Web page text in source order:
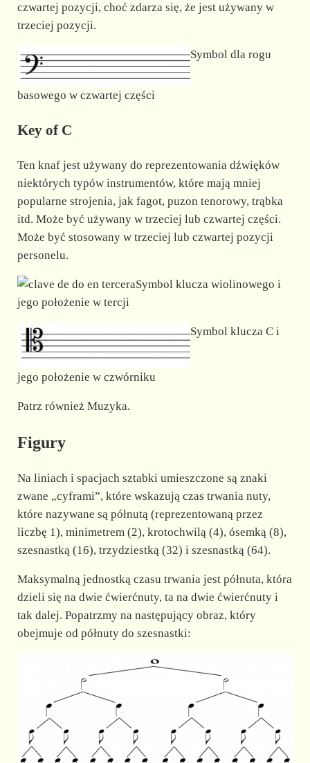
czwartej pozycji, choć zdarza się, że jest używany w
trzeciej pozycji.
Symbol dla rogu
basowego w czwartej części
Key of C
Ten knaf jest używany do reprezentowania dźwięków
niektórych typów instrumentów, które mają mniej
popularne strojenia, jak fagot, puzon tenorowy, trąbka
itd. Może być używany w trzeciej lub czwartej części.
Może być stosowany w trzeciej lub czwartej pozycji
personelu.
Symbol klucza wiolinowego i
jego położenie w tercji
Symbol klucza C i
jego położenie w czwórniku
Patrz również Muzyka.
Figury
Na liniach i spacjach sztabki umieszczone są znaki
zwane „cyframi”, które wskazują czas trwania nuty,
które nazywane są półnutą (reprezentowaną przez
liczbę 1), minimetrem (2), krotochwilą (4), ósemką (8),
szesnastką (16), trzydziestką (32) i szesnastką (64).
Maksymalną jednostką czasu trwania jest półnuta, która
dzieli się na dwie ćwierćnuty, ta na dwie ćwierćnuty i
tak dalej. Popatrzmy na następujący obraz, który
obejmuje od półnuty do szesnastki: